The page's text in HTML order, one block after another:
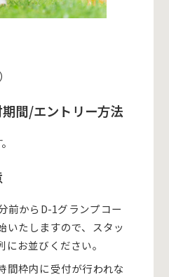
間/エントリー方法
前からD-1グランプコー
いたしますので、スタッ
お並びください。
間枠内に受付が行われな